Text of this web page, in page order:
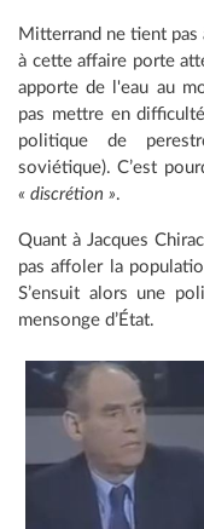
Mitterrand ne tient pas
à cette affaire porte
apporte de l'eau au
pas mettre en
politique de
soviétique). C’est
« discrétion ».
Quant à Jacques
pas affoler la
S’ensuit alors une
mensonge d’État.